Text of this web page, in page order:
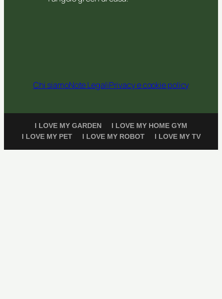
Chi siamoNote LegaliPrivacy e cookie policy
I LOVE MY GARDEN
I LOVE MY HOME GYM
I LOVE MY PET
I LOVE MY ROBOT I LOVE MY TV